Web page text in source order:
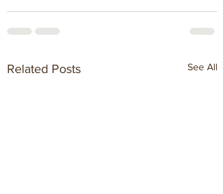
Related Posts See All